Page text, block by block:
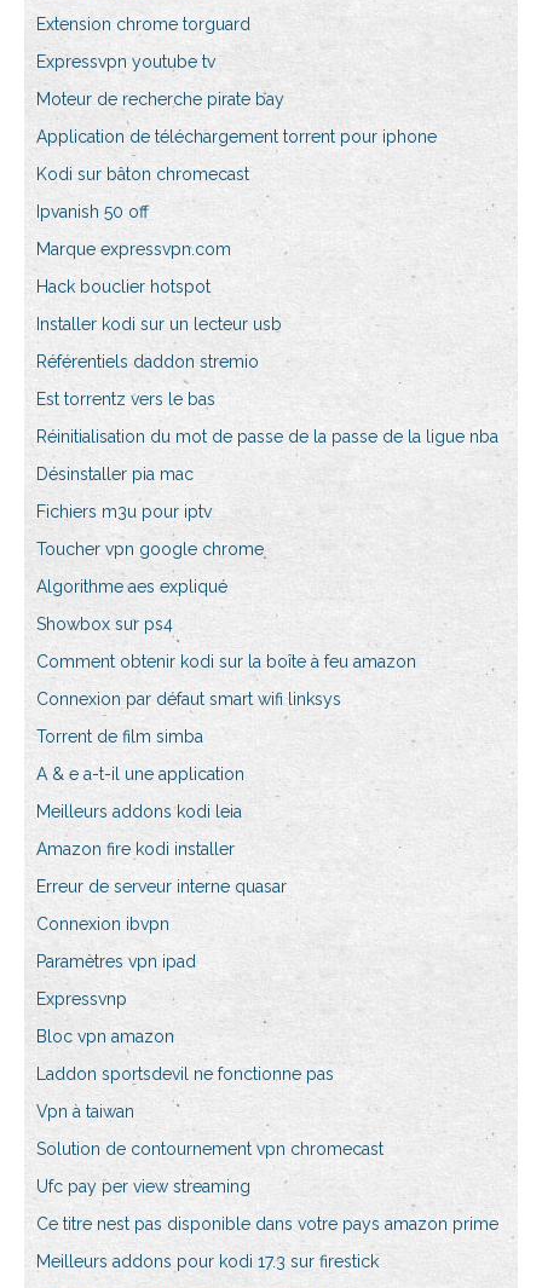
Extension chrome torguard
Expressvpn youtube tv
Moteur de recherche pirate bay
Application de téléchargement torrent pour iphone
Kodi sur bâton chromecast
Ipvanish 50 off
Marque expressvpn.com
Hack bouclier hotspot
Installer kodi sur un lecteur usb
Référentiels daddon stremio
Est torrentz vers le bas
Réinitialisation du mot de passe de la passe de la ligue nba
Désinstaller pia mac
Fichiers m3u pour iptv
Toucher vpn google chrome
Algorithme aes expliqué
Showbox sur ps4
Comment obtenir kodi sur la boîte à feu amazon
Connexion par défaut smart wifi linksys
Torrent de film simba
A & e a-t-il une application
Meilleurs addons kodi leia
Amazon fire kodi installer
Erreur de serveur interne quasar
Connexion ibvpn
Paramètres vpn ipad
Expressvnp
Bloc vpn amazon
Laddon sportsdevil ne fonctionne pas
Vpn à taiwan
Solution de contournement vpn chromecast
Ufc pay per view streaming
Ce titre nest pas disponible dans votre pays amazon prime
Meilleurs addons pour kodi 17.3 sur firestick